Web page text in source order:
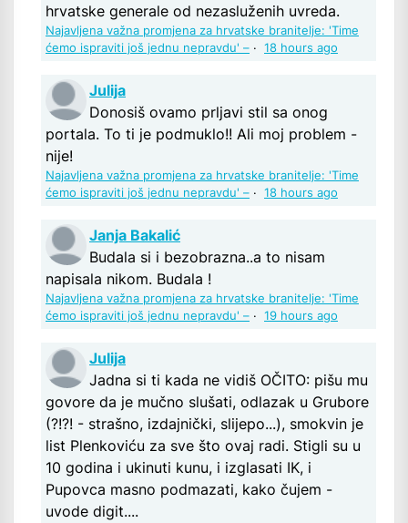
hrvatske generale od nezasluženih uvreda.
Najavljena važna promjena za hrvatske branitelje: 'Time
ćemo ispraviti još jednu nepravdu' – · 18 hours ago
Julija
Donosiš ovamo prljavi stil sa onog
portala. To ti je podmuklo!! Ali moj problem -
nije!
Najavljena važna promjena za hrvatske branitelje: 'Time
ćemo ispraviti još jednu nepravdu' – · 18 hours ago
Janja Bakalić
Budala si i bezobrazna..a to nisam
napisala nikom. Budala !
Najavljena važna promjena za hrvatske branitelje: 'Time
ćemo ispraviti još jednu nepravdu' – · 19 hours ago
Julija
Jadna si ti kada ne vidiš OČITO: pišu mu
govore da je mučno slušati, odlazak u Grubore
(?!?! - strašno, izdajnički, slijepo...), smokvin je
list Plenkoviću za sve što ovaj radi. Stigli su u
10 godina i ukinuti kunu, i izglasati IK, i
Pupovca masno podmazati, kako čujem -
uvode digit....